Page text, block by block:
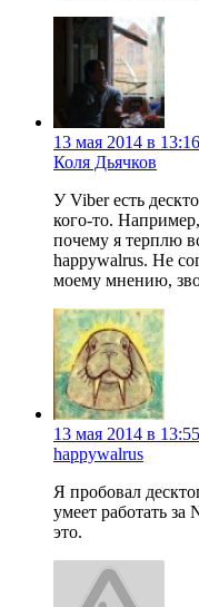
13 мая 2014 в 13:16
Коля Дьячков
У Viber есть
кого-то.
почему я терплю
happywalrus. Не
моему мнению,
13 мая 2014 в 13:55
happywalrus
Я пробовал
умеет работать
это.